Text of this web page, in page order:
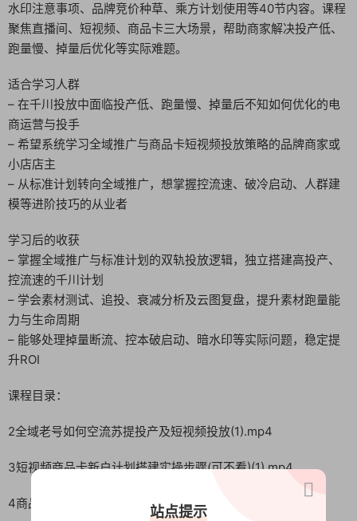
水印注意事项、品牌竞价种草、乘方计划使用等40节内容。课程
聚焦直播间、短视频、商品卡三大场景，帮助商家解决投产低、
跑量慢、掉量后优化等实际难题。
适合学习人群
– 在千川投放中面临投产低、跑量慢、掉量后不知如何优化的电
商运营与投手
– 希望系统学习全域推广与商品卡短视频投放策略的品牌商家或
小店店主
– 从标准计划转向全域推广，想掌握控流速、破冷启动、人群建
模等进阶技巧的从业者
学习后的收获
– 掌握全域推广与标准计划的双轨投放逻辑，独立搭建高投产、
控流速的千川计划
– 学会素材测试、追投、衰减分析及云图复盘，提升素材跑量能
力与生命周期
– 能够处理掉量断流、控本破启动、暗水印等实际问题，稳定提
升ROI
课程目录：
2全域老号如何空流苏提投产及短视频投放(1).mp4
3短视频商品卡新户计划搭建实操步骤(可不看)(1).mp4
4商品卡不开直播基础搭建思路2详细版(可不看)(1).mp4
站点提示